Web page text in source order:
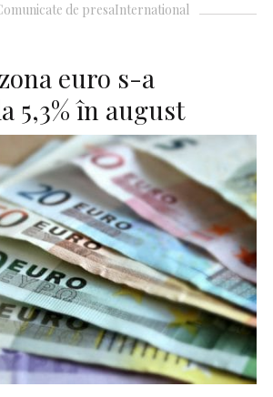
de presaInternational
euro s-a
5,3% în august